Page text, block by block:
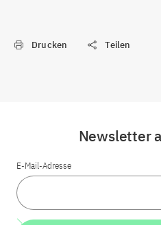
Drucken Teilen
Newsletter
E-Mail-Adresse